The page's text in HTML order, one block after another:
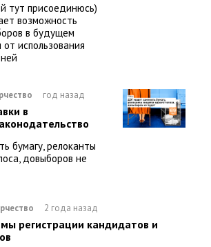
тут присоединюсь)
возможность
в будущем
использования
год назад
в
бумагу, релоканты
довыборов не
2 года назад
регистрации кандидатов и